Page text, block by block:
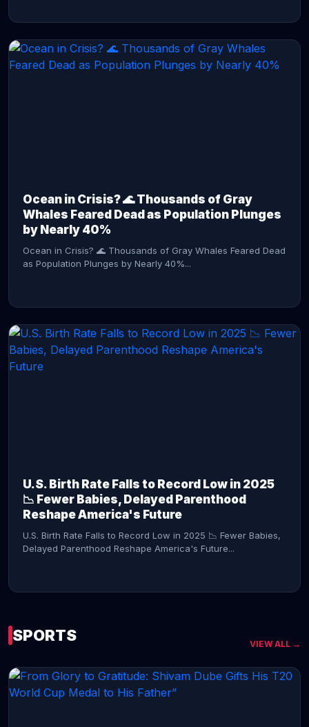
Ocean in Crisis? 🌊 Thousands of Gray
Whales Feared Dead as Population Plunges
by Nearly 40%
Ocean in Crisis? 🌊 Thousands of Gray Whales Feared Dead
as Population Plunges by Nearly 40%...
U.S. Birth Rate Falls to Record Low in 2025
📉 Fewer Babies, Delayed Parenthood
Reshape America's Future
U.S. Birth Rate Falls to Record Low in 2025 📉 Fewer Babies,
Delayed Parenthood Reshape America's Future...
SPORTS VIEW ALL →